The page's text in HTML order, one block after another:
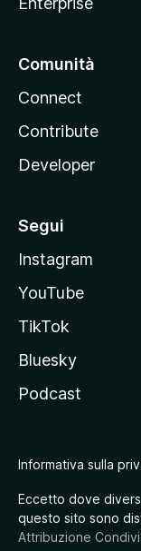
Comunità
Connect
Contribute
Developer
Segui
Instagram
YouTube
TikTok
Bluesky
Podcast
Informativa sulla
Eccetto dove
questo sito sono
Attribuzione